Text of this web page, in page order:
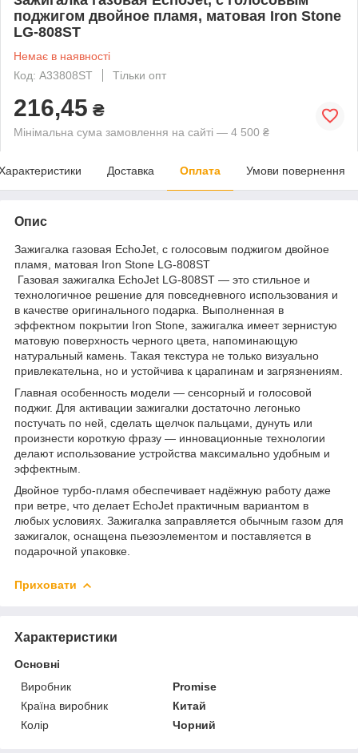
поджигом двойное пламя, матовая Iron Stone
LG-808ST
Немає в наявності
Код: A33808ST
Тільки опт
216,45 ₴
Мінімальна сума замовлення на сайті — 4 500 ₴
Доставка Оплата Умови повернення
Опис
Зажигалка газовая EchoJet, с голосовым поджигом двойное
пламя, матовая Iron Stone LG-808ST
Газовая зажигалка EchoJet LG-808ST — это стильное и
технологичное решение для повседневного использования и
в качестве оригинального подарка. Выполненная в
эффектном покрытии Iron Stone, зажигалка имеет зернистую
матовую поверхность черного цвета, напоминающую
натуральный камень. Такая текстура не только визуально
привлекательна, но и устойчива к царапинам и загрязнениям.
Главная особенность модели — сенсорный и голосовой
поджиг. Для активации зажигалки достаточно легонько
постучать по ней, сделать щелчок пальцами, дунуть или
произнести короткую фразу — инновационные технологии
делают использование устройства максимально удобным и
эффектным.
Двойное турбо-пламя обеспечивает надёжную работу даже
при ветре, что делает EchoJet практичным вариантом в
любых условиях. Зажигалка заправляется обычным газом для
зажигалок, оснащена пьезоэлементом и поставляется в
подарочной упаковке.
Приховати
Характеристики
Основні
Виробник
Promise
Країна виробник
Китай
Колір
Чорний